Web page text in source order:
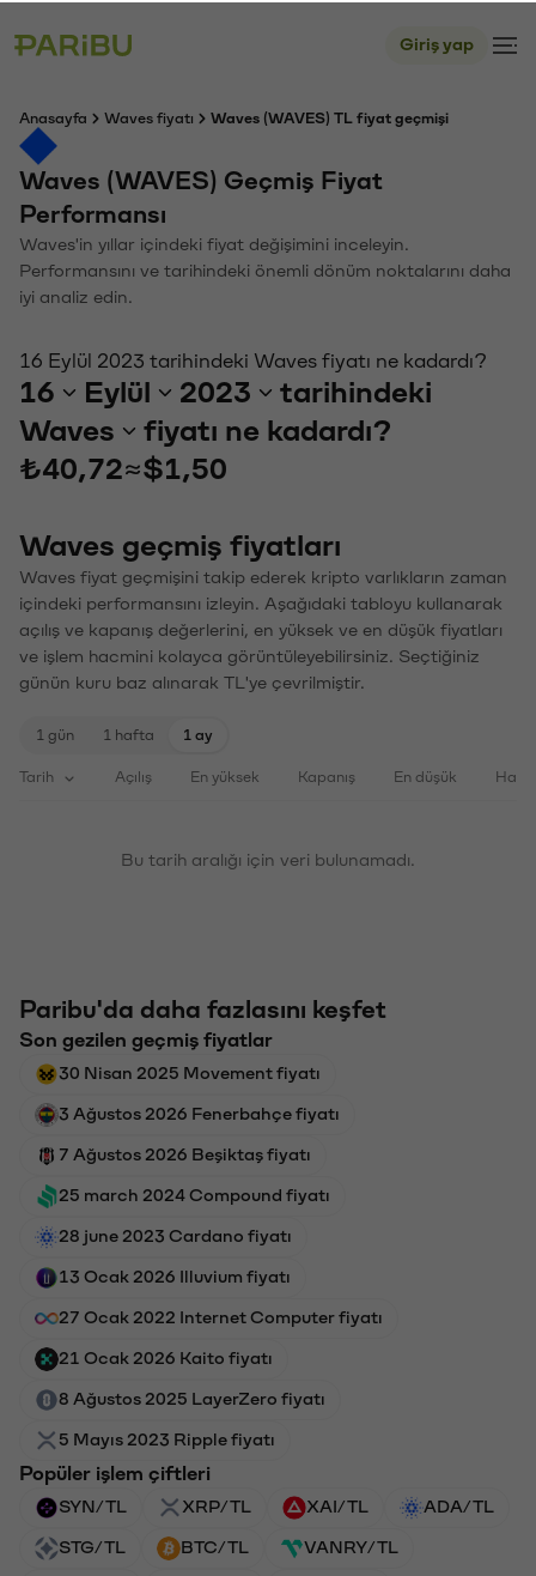
Giriş yap
Anasayfa Waves fiyatı Waves (WAVES) TL fiyat geçmişi
Waves (WAVES) Geçmiş Fiyat
Performansı
Waves'in yıllar içindeki fiyat değişimini inceleyin.
Performansını ve tarihindeki önemli dönüm noktalarını daha
iyi analiz edin.
16 Eylül 2023 tarihindeki Waves fiyatı ne kadardı?
16 Eylül 2023
tarihindeki
Waves
fiyatı ne kadardı?
₺40,72≈$1,50
Waves geçmiş fiyatları
Waves fiyat geçmişini takip ederek kripto varlıkların zaman
içindeki performansını izleyin. Aşağıdaki tabloyu kullanarak
açılış ve kapanış değerlerini, en yüksek ve en düşük fiyatları
ve işlem hacmini kolayca görüntüleyebilirsiniz. Seçtiğiniz
günün kuru baz alınarak TL'ye çevrilmiştir.
1 gün 1 hafta 1 ay
Tarih Açılış En yüksek Kapanış En düşük
Bu tarih aralığı için veri bulunamadı.
Paribu'da daha fazlasını keşfet
Son gezilen geçmiş fiyatlar
30 Nisan 2025 Movement fiyatı
3 Ağustos 2026 Fenerbahçe fiyatı
7 Ağustos 2026 Beşiktaş fiyatı
25 march 2024 Compound fiyatı
28 june 2023 Cardano fiyatı
13 Ocak 2026 Illuvium fiyatı
27 Ocak 2022 Internet Computer fiyatı
21 Ocak 2026 Kaito fiyatı
8 Ağustos 2025 LayerZero fiyatı
5 Mayıs 2023 Ripple fiyatı
Popüler işlem çiftleri
SYN/TL XRP/TL XAI/TL ADA/TL
STG/TL BTC/TL VANRY/TL